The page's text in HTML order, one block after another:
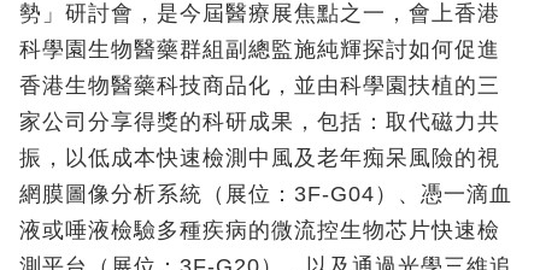
勢」研討會，是今屆醫療展焦點之一，會上香港
科學園生物醫藥群組副總監施純輝探討如何促進
香港生物醫藥科技商品化，並由科學園扶植的三
家公司分享得獎的科研成果，包括：取代磁力共
振，以低成本快速檢測中風及老年痴呆風險的視
網膜圖像分析系統（展位：3F-G04）、憑一滴血
液或唾液檢驗多種疾病的微流控生物芯片快速檢